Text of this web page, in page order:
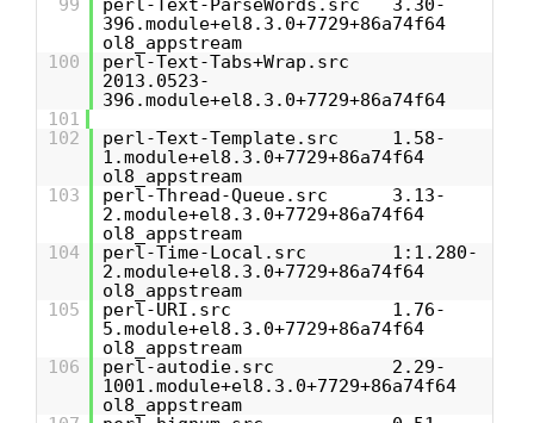
99
perl-Text-ParseWords.src 3.30-
396.module+el8.3.0+7729+86a74f64
ol8_appstream
100
perl-Text-Tabs+Wrap.src
2013.0523-
396.module+el8.3.0+7729+86a74f64
101
102
perl-Text-Template.src 1.58-
1.module+el8.3.0+7729+86a74f64
ol8_appstream
103
perl-Thread-Queue.src 3.13-
2.module+el8.3.0+7729+86a74f64
ol8_appstream
104
perl-Time-Local.src 1:1.280-
2.module+el8.3.0+7729+86a74f64
ol8_appstream
105
perl-URI.src 1.76-
5.module+el8.3.0+7729+86a74f64
ol8_appstream
106
perl-autodie.src 2.29-
1001.module+el8.3.0+7729+86a74f64
ol8_appstream